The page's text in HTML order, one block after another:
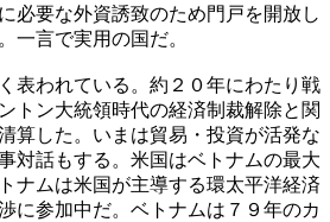
必要な外資誘致のため門戸を開放し
一言で実用の国だ。
表われている。約２０年にわたり戦
トン大統領時代の経済制裁解除と関
算した。いまは貿易・投資が活発な
対話もする。米国はベトナムの最大
ナムは米国が主導する環太平洋経済
に参加中だ。ベトナムは７９年のカ